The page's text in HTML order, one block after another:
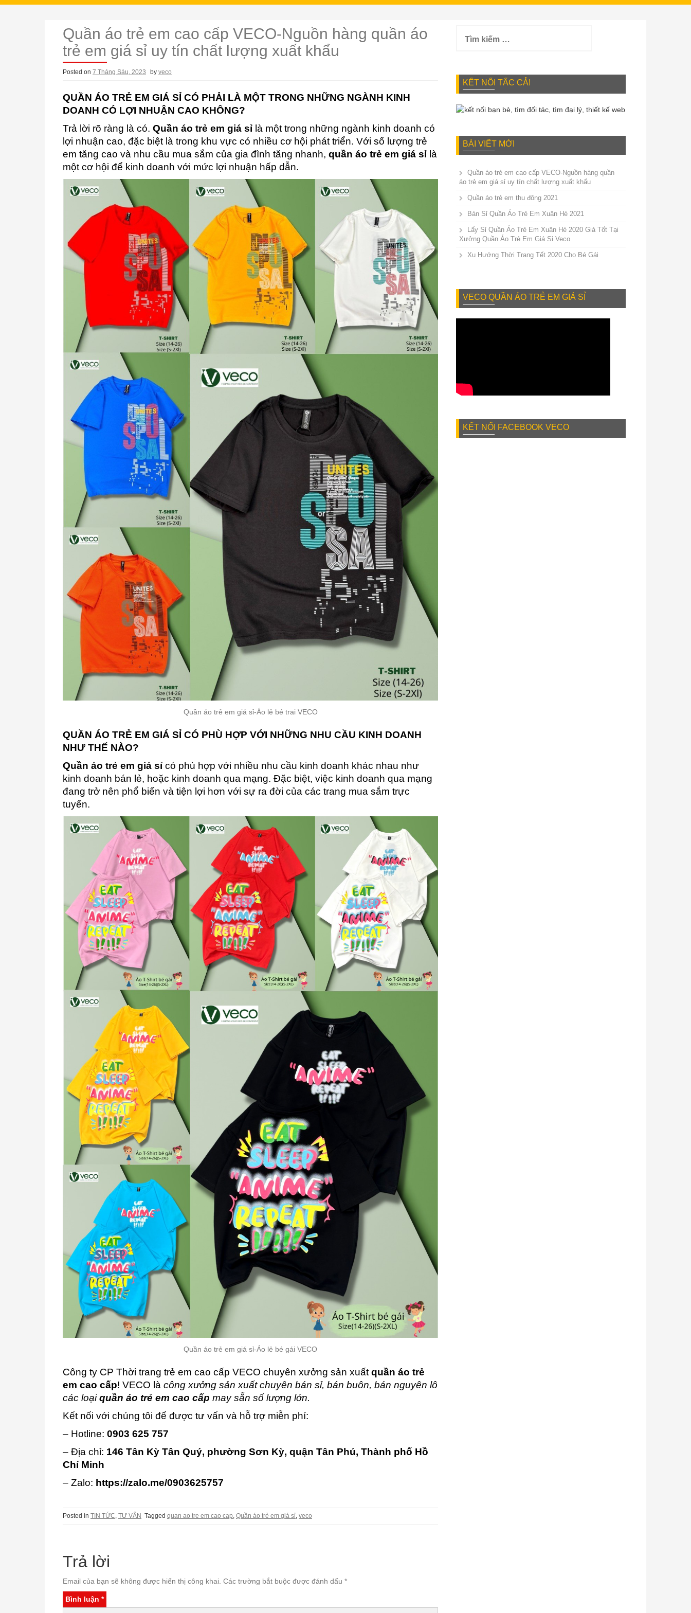
Quần áo trẻ em cao cấp VECO-Nguồn hàng quần áo
trẻ em giá sỉ uy tín chất lượng xuất khẩu
Posted on 7 Tháng Sáu, 2023 by veco
QUẦN ÁO TRẺ EM GIÁ SỈ CÓ PHẢI LÀ MỘT TRONG NHỮNG NGÀNH KINH
DOANH CÓ LỢI NHUẬN CAO KHÔNG?
Trả lời rõ ràng là có. Quần áo trẻ em giá sỉ là một trong những ngành kinh doanh có
lợi nhuận cao, đặc biệt là trong khu vực có nhiều cơ hội phát triển. Với số lượng trẻ
em tăng cao và nhu cầu mua sắm của gia đình tăng nhanh, quần áo trẻ em giá sỉ là
một cơ hội để kinh doanh với mức lợi nhuận hấp dẫn.
Quần áo trẻ em giá sỉ-Áo lẻ bé trai VECO
QUẦN ÁO TRẺ EM GIÁ SỈ CÓ PHÙ HỢP VỚI NHỮNG NHU CẦU KINH DOANH
NHƯ THẾ NÀO?
Quần áo trẻ em giá sỉ có phù hợp với nhiều nhu cầu kinh doanh khác nhau như
kinh doanh bán lẻ, hoặc kinh doanh qua mạng. Đặc biệt, việc kinh doanh qua mạng
đang trở nên phổ biến và tiện lợi hơn với sự ra đời của các trang mua sắm trực
tuyến.
Quần áo trẻ em giá sỉ-Áo lẻ bé gái VECO
Công ty CP Thời trang trẻ em cao cấp VECO chuyên xưởng sản xuấtquần áo trẻ
em cao cấp! VECO là công xưởng sản xuất chuyên bán sỉ, bán buôn, bán nguyên lô
các loạiquần áo trẻ em cao cấp may sẵn số lượng lớn.
Kết nối với chúng tôi để được tư vấn và hỗ trợ miễn phí:
– Hotline: 0903 625 757
– Địa chỉ: 146 Tân Kỳ Tân Quý, phường Sơn Kỳ, quận Tân Phú, Thành phố Hồ
Chí Minh
– Zalo: https://zalo.me/0903625757
Posted in TIN TỨC, TƯ VẤN Tagged quan ao tre em cao cap, Quần áo trẻ em giá sỉ, veco
Trả lời
Email của bạn sẽ không được hiển thị công khai. Các trường bắt buộc được đánh dấu *
Bình luận *
kiếm
KẾT NỐI TẤC CẢ!
BÀI VIẾT MỚI
Quần áo trẻ em cao cấp VECO-Nguồn hàng quần
áo trẻ em giá sỉ uy tín chất lượng xuất khẩu
Quần áo trẻ em thu đông 2021
Bán Sỉ Quần Áo Trẻ Em Xuân Hè 2021
Lấy Sỉ Quần Áo Trẻ Em Xuân Hè 2020 Giá Tốt Tại
Xưởng Quần Áo Trẻ Em Giá Sỉ Veco
Xu Hướng Thời Trang Tết 2020 Cho Bé Gái
VECO QUẦN ÁO TRẺ EM GIÁ SỈ
KẾT NỐI FACEBOOK VECO